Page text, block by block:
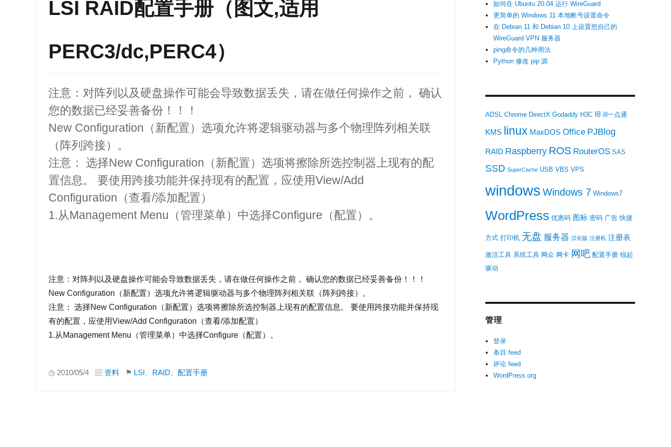
LSI RAID配置手册（图文,适用
PERC3/dc,PERC4）
注意：对阵列以及硬盘操作可能会导致数据丢失，请在做任何操作之前， 确认
您的数据已经妥善备份！！！
New Configuration（新配置）选项允许将逻辑驱动器与多个物理阵列相关联
（阵列跨接）。
注意： 选择New Configuration（新配置）选项将擦除所选控制器上现有的配
置信息。 要使用跨接功能并保持现有的配置，应使用View/Add
Configuration（查看/添加配置）
1.从Management Menu（管理菜单）中选择Configure（配置）。
注意：对阵列以及硬盘操作可能会导致数据丢失，请在做任何操作之前， 确认您的数据已经妥善备份！！！
New Configuration（新配置）选项允许将逻辑驱动器与多个物理阵列相关联（阵列跨接）。
注意： 选择New Configuration（新配置）选项将擦除所选控制器上现有的配置信息。 要使用跨接功能并保持现
有的配置，应使用View/Add Configuration（查看/添加配置）
1.从Management Menu（管理菜单）中选择Configure（配置）。
◷ 2010/05/4 ▤ 资料 ⚑ LSI RAID 配置手册
如何在 Ubuntu 20.04 运行 WireGuard
更简单的 Windows 11 本地帐号设置命令
在 Debian 11 和 Debian 10 上设置您自己的
WireGuard VPN 服务器
ping命令的几种用法
Python 修改 pip 源
ADSL Chrome DirectX Godaddy H3C I8 i8一点通
KMS linux MaxDOS Office PJBlog
RAID Raspberry ROS RouterOS SAS
SSD SuperCache USB VBS VPS
windows Windows 7 Windows7
WordPress 优惠码 图标 密码 广告 快捷
方式 打印机 无盘 服务器 汉化版 注册机 注册表
激活工具 系统工具 网众 网卡 网吧 配置手册 锐起
驱动
管理
登录
条目 feed
评论 feed
WordPress.org